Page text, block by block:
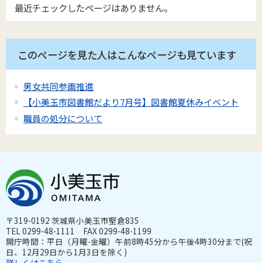
最近チェックしたページはありません。
このページを見た人はこんなページも見ています
男女共同参画推進
【小美玉市図書館だより7月号】図書館夏休みイベント
職員の処分について
〒319-0192 茨城県小美玉市堅倉835
TEL 0299-48-1111 FAX 0299-48-1199
開庁時間：平日（月曜-金曜）午前8時45分から午後4時30分まで(祝
日、12月29日から1月3日を除く)